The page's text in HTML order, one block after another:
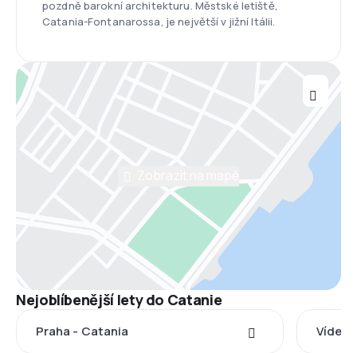
pozdně barokní architekturu. Městské letiště,
Catania-Fontanarossa, je největší v jižní Itálii.
Nejoblíbenější lety do Catanie
Praha - Catania Vídeň